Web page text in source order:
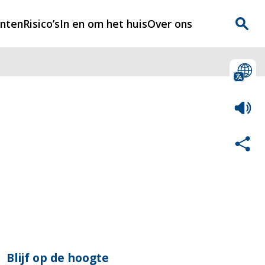
Risico’sIn en om het huisOver ons
Blijf op de hoogte